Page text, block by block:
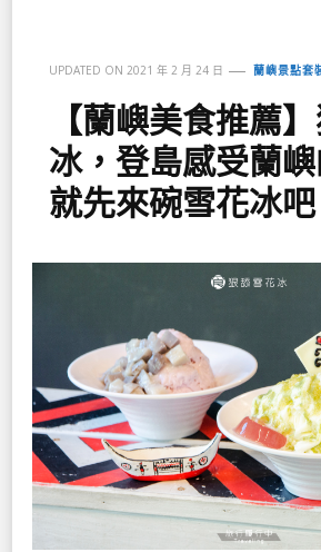
UPDATED ON 2021 年 2 月 24 日 蘭嶼景點套
【蘭嶼美食推薦
冰，登島感受蘭嶼
就先來碗雪花冰吧